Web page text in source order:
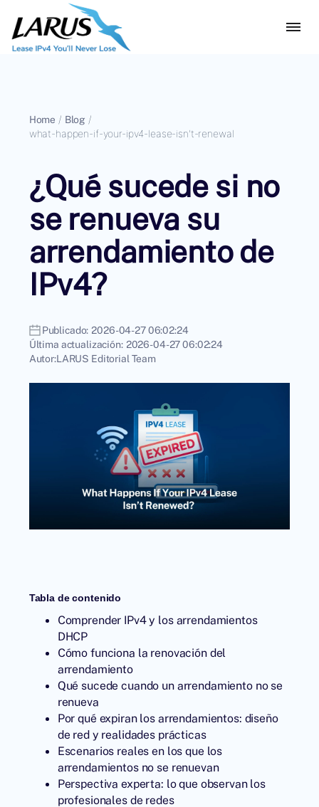
Home / Blog /
what-happen-if-your-ipv4-lease-isn't-renewal
¿Qué sucede si no
se renueva su
arrendamiento de
IPv4?
Publicado: 2026-04-27 06:02:24
Última actualización: 2026-04-27 06:02:24
Autor:LARUS Editorial Team
Tabla de contenido
Comprender IPv4 y los arrendamientos
DHCP
Cómo funciona la renovación del
arrendamiento
Qué sucede cuando un arrendamiento no se
renueva
Por qué expiran los arrendamientos: diseño
de red y realidades prácticas
Escenarios reales en los que los
arrendamientos no se renuevan
Perspectiva experta: lo que observan los
profesionales de redes